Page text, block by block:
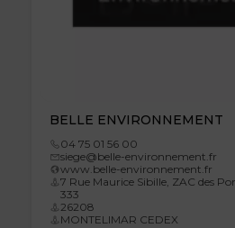
BELLE ENVIRONNEMENT
04 75 01 56 00
siege@belle-environnement.fr
www.belle-environnement.fr
7 Rue Maurice Sibille, ZAC des
333
26208
MONTELIMAR CEDEX